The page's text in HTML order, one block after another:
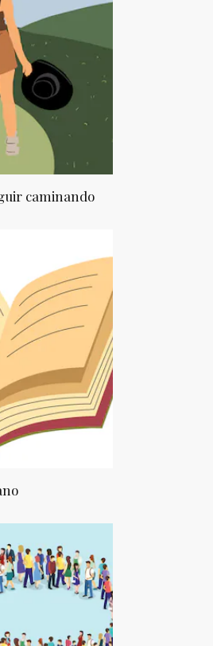
caminando